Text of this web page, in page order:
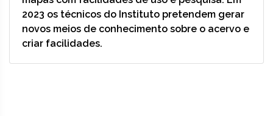
2023 os técnicos do Instituto pretendem gerar
novos meios de conhecimento sobre o acervo e
criar facilidades.